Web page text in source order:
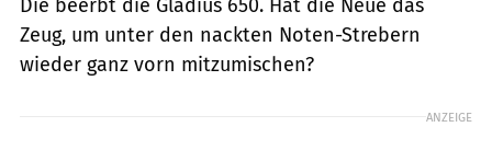
Die beerbt die Gladius 650. Hat die Neue das
Zeug, um unter den nackten Noten-Strebern
wieder ganz vorn mitzumischen?
ANZEIGE